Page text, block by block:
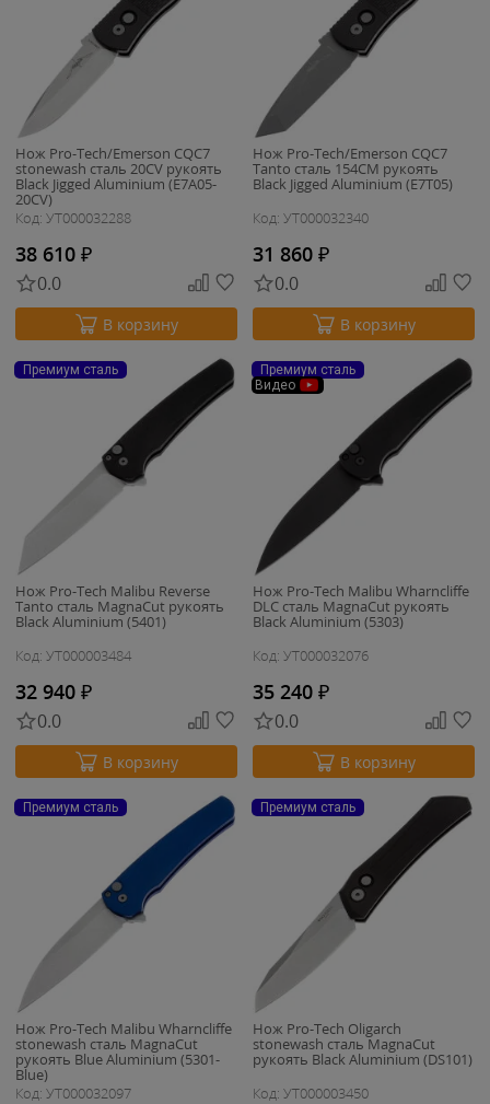
Нож Pro-Tech/Emerson CQC7
stonewash сталь 20CV рукоять
Black Jigged Aluminium (E7A05-
20CV)
Код: УТ000032288
38 610 ₽
0.0
В корзину
Нож Pro-Tech/Emerson CQC7
Tanto сталь 154CM рукоять
Black Jigged Aluminium (E7T05)
Код: УТ000032340
31 860 ₽
0.0
В корзину
Премиум сталь
Нож Pro-Tech Malibu Reverse
Tanto сталь MagnaCut рукоять
Black Aluminium (5401)
Код: УТ000003484
32 940 ₽
0.0
В корзину
Премиум сталь
Видео
Нож Pro-Tech Malibu Wharncliffe
DLC сталь MagnaCut рукоять
Black Aluminium (5303)
Код: УТ000032076
35 240 ₽
0.0
В корзину
Премиум сталь
Нож Pro-Tech Malibu Wharncliffe
stonewash сталь MagnaCut
рукоять Blue Aluminium (5301-
Blue)
Код: УТ000032097
Премиум сталь
Нож Pro-Tech Oligarch
stonewash сталь MagnaCut
рукоять Black Aluminium (DS101)
Код: УТ000003450